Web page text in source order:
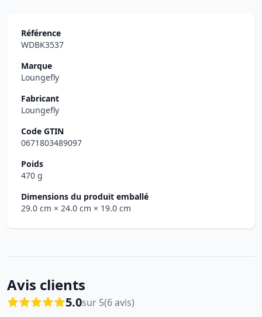
Référence
WDBK3537
Marque
Loungefly
Fabricant
Loungefly
Code GTIN
0671803489097
Poids
470 g
Dimensions du produit emballé
29.0 cm × 24.0 cm × 19.0 cm
Avis clients
5.0sur 5(6 avis)